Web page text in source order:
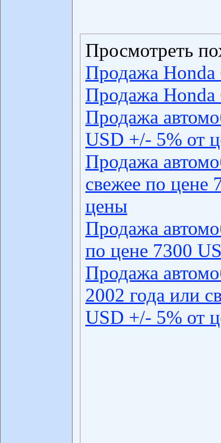
Просмотреть
Продажа
Продажа
Продажа
USD +/- 5% от
Продажа
свежее по цене
цены
Продажа
по цене 7300
Продажа
2002 года или
USD +/- 5% от